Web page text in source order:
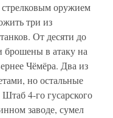
оружием
три из
От десяти до
брошены в атаку на
Чёмёра. Два из
но остальные
4-го гусарского
заводе, сумел